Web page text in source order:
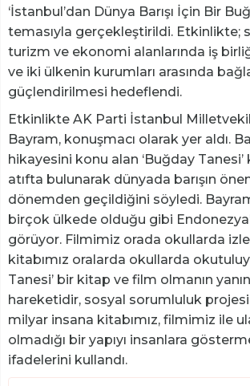
‘İstanbul’dan Dünya Barışı İçin Bir
temasıyla gerçekleştirildi. Etkinlikte;
turizm ve ekonomi alanlarında iş
ve iki ülkenin kurumları arasında
güçlendirilmesi hedeflendi.
Etkinlikte AK Parti İstanbul
Bayram, konuşmacı olarak yer aldı.
hikayesini konu alan ‘Buğday
atıfta bulunarak dünyada barışın
dönemden geçildiğini söyledi.
birçok ülkede olduğu gibi
görüyor. Filmimiz orada okullarda
kitabımız oralarda okullarda
Tanesi’ bir kitap ve film olmanın
hareketidir, sosyal sorumluluk
milyar insana kitabımız, filmimiz ile
olmadığı bir yapıyı insanlara
ifadelerini kullandı.